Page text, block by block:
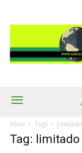
Início Tags Limitado
Tag: limitado